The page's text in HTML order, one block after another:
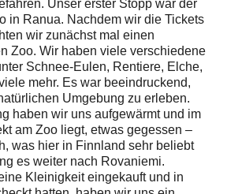
Unser erster Stopp war der
in Ranua. Nachdem wir die Tickets
wir zunächst mal einen
Zoo. Wir haben viele verschiedene
Schnee-Eulen, Rentiere, Elche,
mehr. Es war beeindruckend,
Umgebung zu erleben.
haben wir uns aufgewärmt und im
am Zoo liegt, etwas gegessen –
was hier in Finnland sehr beliebt
es weiter nach Rovaniemi.
Kleinigkeit eingekauft und in